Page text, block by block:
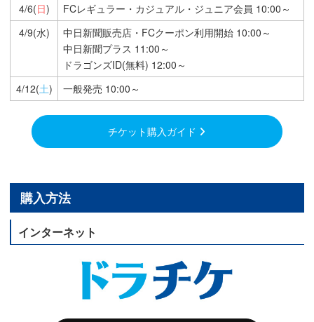
4/6(日)
FCレギュラー・カジュアル・ジュニア会員 10:00～
4/9(水)
中日新聞販売店・FCクーポン利用開始 10:00～
中日新聞プラス 11:00～
ドラゴンズID(無料) 12:00～
4/12(土) 一般発売 10:00～
チケット購入ガイド
購入方法
インターネット